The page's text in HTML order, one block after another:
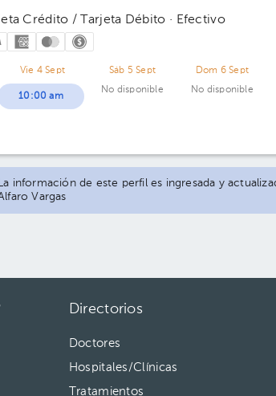
Crédito / Tarjeta Débito · Efectivo
Vie 4 Sept
10:00 am
Sáb 5 Sept
No disponible
Dom 6 Sept
No disponible
La información de este perfil es ingresada y
Vargas
Directorios
Doctores
Hospitales/Clínicas
Tratamientos